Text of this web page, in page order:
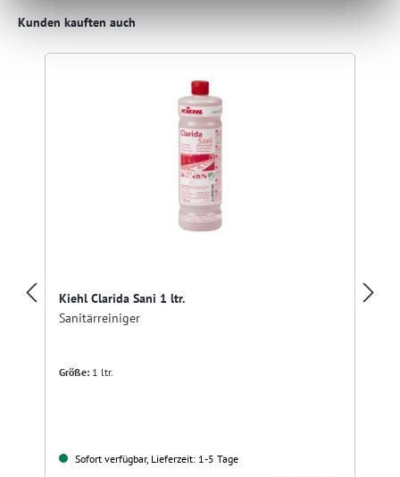
Produktgalerie überspringen
Kunden kauften auch
Kiehl Clarida Sani 1 ltr.
Sanitärreiniger
Größe: 1 ltr.
Sofort verfügbar, Lieferzeit: 1-5 Tage